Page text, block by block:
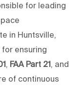
for leading
in Huntsville,
ensuring
, FAA Part 21, and
of continuous